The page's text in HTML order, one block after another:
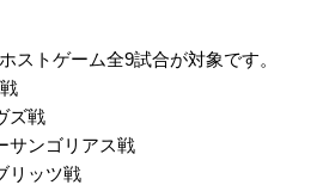
ストゲーム全9試合が対象です。
ズ戦
サンゴリアス戦
リッツ戦